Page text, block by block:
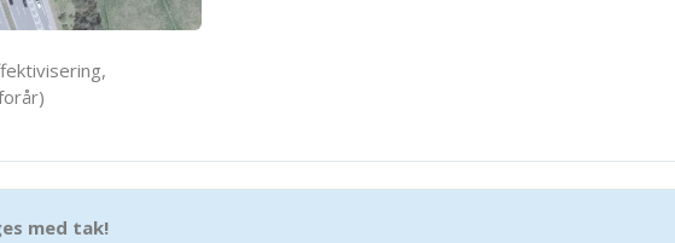
med tak!